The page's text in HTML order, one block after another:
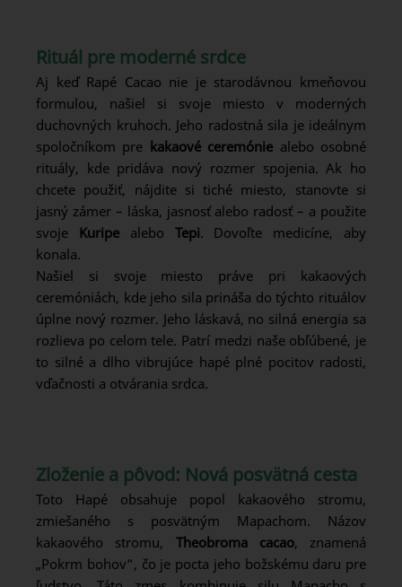
Rituál pre moderné srdce
Aj keď Rapé Cacao nie je starodávnou kmeňovou
formulou, našiel si svoje miesto v moderných
duchovných kruhoch. Jeho radostná sila je ideálnym
spoločníkom pre kakaové ceremónie alebo osobné
rituály, kde pridáva nový rozmer spojenia. Ak ho
chcete použiť, nájdite si tiché miesto, stanovte si
jasný zámer – láska, jasnosť alebo radosť – a použite
svoje Kuripealebo Tepi. Dovoľte medicíne, aby
konala.
Našiel si svoje miesto práve pri kakaových
ceremóniách, kde jeho sila prináša do týchto rituálov
úplne nový rozmer. Jeho láskavá, no silná energia sa
rozlieva po celom tele. Patrí medzi naše obľúbené, je
to silné a dlho vibrujúce hapé plné pocitov radosti,
vďačnosti a otvárania srdca.
Zloženie a pôvod: Nová posvätná cesta
Toto Hapé obsahuje popol kakaového stromu,
zmiešaného s posvätným Mapachom. Názov
kakaového stromu, Theobroma cacao, znamená
„Pokrm bohov“, čo je pocta jeho božskému daru pre